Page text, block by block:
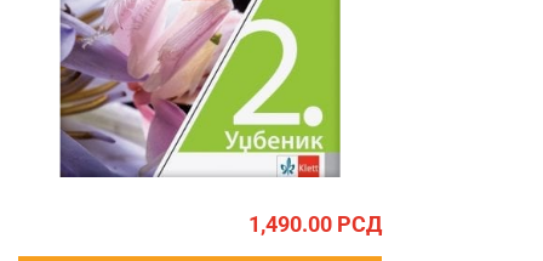
1,490.00 РСД